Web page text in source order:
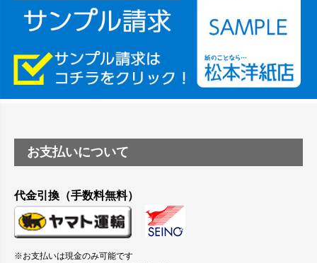
つや消し半透明ラベルのロールタイプはありますか？
縦420mm×横650mmの包装紙に適した紙はありますか？
お支払いについて
代金引換（手数料無料）
※お支払いは現金のみ可能です